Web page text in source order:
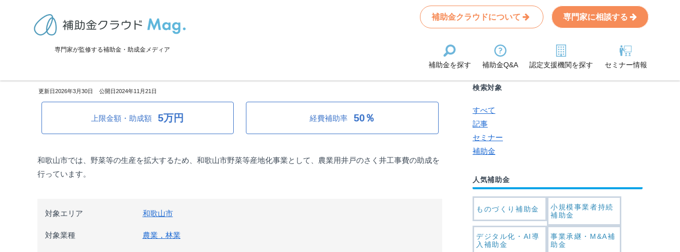
専門家が監修する補助金・助成金メディア
補助金クラウドについて 専門家に相談する
補助金を探す 補助金Q&A 認定支援機関を探す セミナー情報
>補助金・助成金詳細
2026年3月30日 2024年11月21日
上限金額・助成額 5万円 経費補助率 50％
和歌山市では、野菜等の生産を拡大するため、和歌山市野菜等産地化事業として、農業用井戸のさく井工事費の助成を
行っています。
対象エリア 和歌山市
対象業種 農業，林業
Search
条件から記事を探す
検索対象
すべて
記事
セミナー
補助金
人気補助金
ものづくり補助金
小規模事業者持続
補助金
デジタル化・AI導
入補助金
事業承継・M&A補
助金